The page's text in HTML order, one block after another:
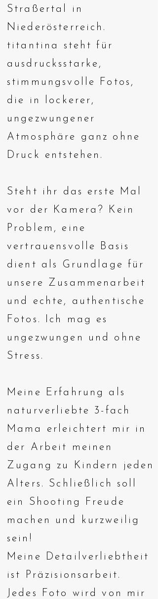
Straßertal in
Niederösterreich.
titantina steht für
ausdrucksstarke,
stimmungsvolle Fotos,
die in lockerer,
ungezwungener
Atmosphäre ganz ohne
Druck entstehen.
Steht ihr das erste Mal
vor der Kamera? Kein
Problem, eine
vertrauensvolle Basis
dient als Grundlage für
unsere Zusammenarbeit
und echte, authentische
Fotos. Ich mag es
ungezwungen und ohne
Stress.
Meine Erfahrung als
naturverliebte 3-fach
Mama erleichtert mir in
der Arbeit meinen
Zugang zu Kindern jeden
Alters. Schließlich soll
ein Shooting Freude
machen und kurzweilig
sein!
Meine Detailverliebtheit
ist Präzisionsarbeit.
Jedes Foto wird von mir